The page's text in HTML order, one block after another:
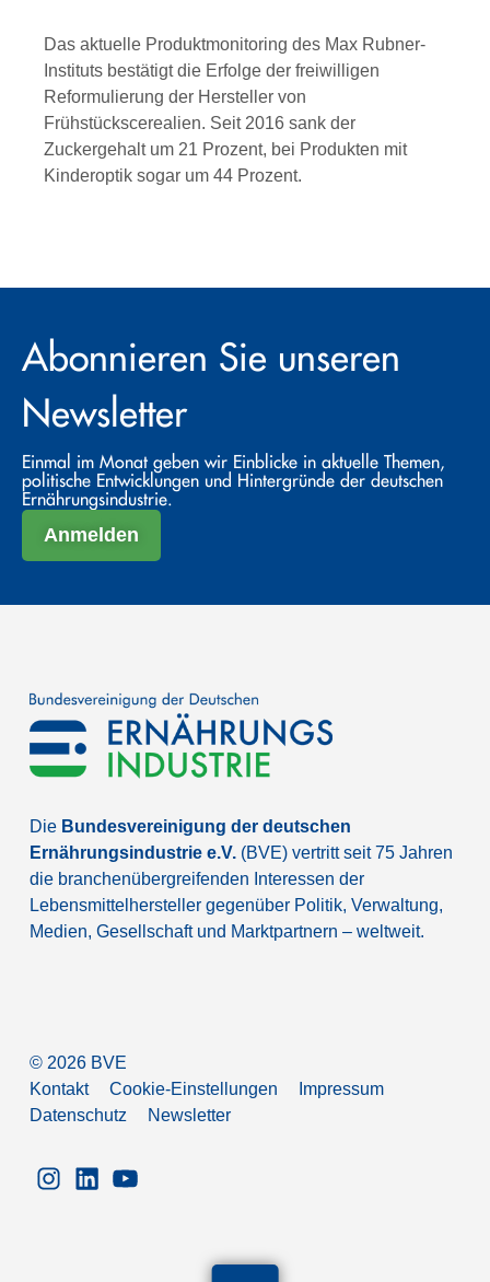
Das aktuelle Produktmonitoring des Max Rubner-
Instituts bestätigt die Erfolge der freiwilligen
Reformulierung der Hersteller von
Frühstückscerealien. Seit 2016 sank der
Zuckergehalt um 21 Prozent, bei Produkten mit
Kinderoptik sogar um 44 Prozent.
Abonnieren Sie unseren
Newsletter
Einmal im Monat geben wir Einblicke in aktuelle Themen,
politische Entwicklungen und Hintergründe der deutschen
Ernährungsindustrie.
Anmelden
Die Bundesvereinigung der deutschen
Ernährungsindustrie e.V. (BVE) vertritt seit 75 Jahren
die branchenübergreifenden Interessen der
Lebensmittelhersteller gegenüber Politik, Verwaltung,
Medien, Gesellschaft und Marktpartnern – weltweit.
© 2026BVE
Kontakt
Cookie-Einstellungen
Impressum
Datenschutz
Newsletter